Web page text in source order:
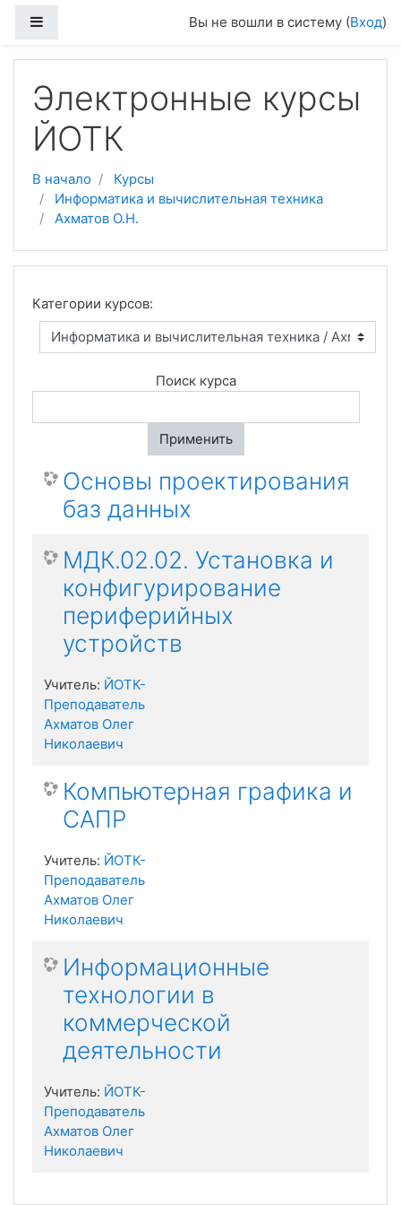
Вы не вошли в систему (Вход)
Электронные курсы
ЙОТК
В начало
Курсы
Информатика и вычислительная техника
Ахматов О.Н.
Категории курсов:
Поиск курса
Применить
Основы проектирования
баз данных
МДК.02.02. Установка и
конфигурирование
периферийных
устройств
Учитель: ЙОТК-
Преподаватель
Ахматов Олег
Николаевич
Компьютерная графика и
САПР
Учитель: ЙОТК-
Преподаватель
Ахматов Олег
Николаевич
Информационные
технологии в
коммерческой
деятельности
Учитель: ЙОТК-
Преподаватель
Ахматов Олег
Николаевич